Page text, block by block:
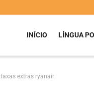
INÍCIO LÍNGUA
taxas extras ryanair